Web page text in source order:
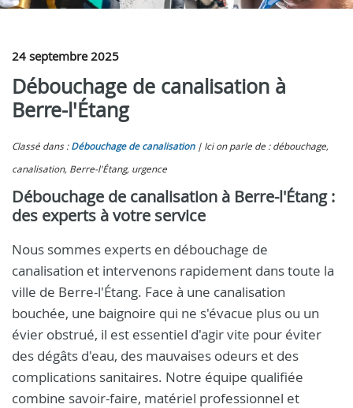
24 septembre 2025
Débouchage de canalisation à
Berre-l'Étang
Classé dans : Débouchage de canalisation
Ici on parle de : débouchage,
canalisation, Berre-l'Étang, urgence
Débouchage de canalisation à Berre-l'Étang :
des experts à votre service
Nous sommes experts en débouchage de
canalisation et intervenons rapidement dans toute la
ville de Berre-l'Étang. Face à une canalisation
bouchée, une baignoire qui ne s'évacue plus ou un
évier obstrué, il est essentiel d'agir vite pour éviter
des dégâts d'eau, des mauvaises odeurs et des
complications sanitaires. Notre équipe qualifiée
combine savoir-faire, matériel professionnel et